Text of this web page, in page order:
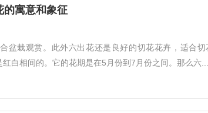
的寓意和象征
盆栽观赏。此外六出花还是良好的切花花卉，适合切
白相间的。它的花期是在5月份到7月份之间。那么六...